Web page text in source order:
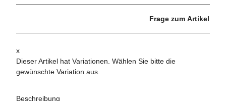
Frage zum Artikel
x
Dieser Artikel hat Variationen. Wählen Sie bitte die
gewünschte Variation aus.
Beschreibung